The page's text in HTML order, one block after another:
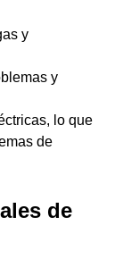
y
y
lo que
de
de